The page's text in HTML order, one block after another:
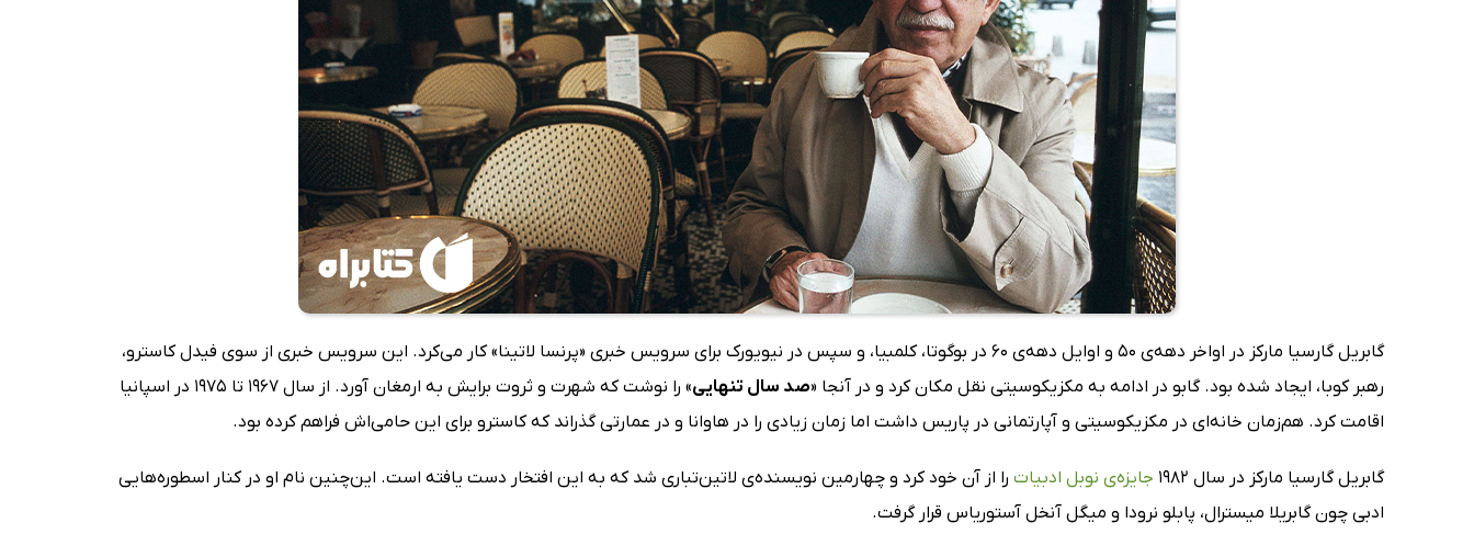
گابریل گارسیا مارکز در اواخر دهه‌ی 50 و اوایل دهه‌ی 60 در بوگوتا، کلمبیا، و سپس در نیویورک برای سرویس خبری «پرنسا لاتینا» کار می‌کرد. این سرویس خبری از سوی فیدل کاسترو،
رهبر کوبا، ایجاد شده بود. گابو در ادامه به مکزیکوسیتی نقل مکان کرد و در آنجا «صد سال تنهایی
» را نوشت که شهرت و ثروت برایش به ارمغان آورد. از سال 1967 تا 1975 در اسپانیا
اقامت کرد. هم‌زمان خانه‌ای در مکزیکوسیتی و آپارتمانی در پاریس داشت اما زمان زیادی را در هاوانا و در عمارتی گذراند که کاسترو برای این حامی‌اش فراهم کرده بود.
گابریل گارسیا مارکز در سال 1982 جایزه‌ی نوبل ادبیات را از آن خود کرد و چهارمین نویسنده‌ی لاتین‌تباری شد که به این افتخار دست یافته است. این‌چنین نام او در کنار اسطوره‌هایی
ادبی چون گابریلا میسترال، پابلو نرودا و میگل آنخل آستوریاس قرار گرفت.